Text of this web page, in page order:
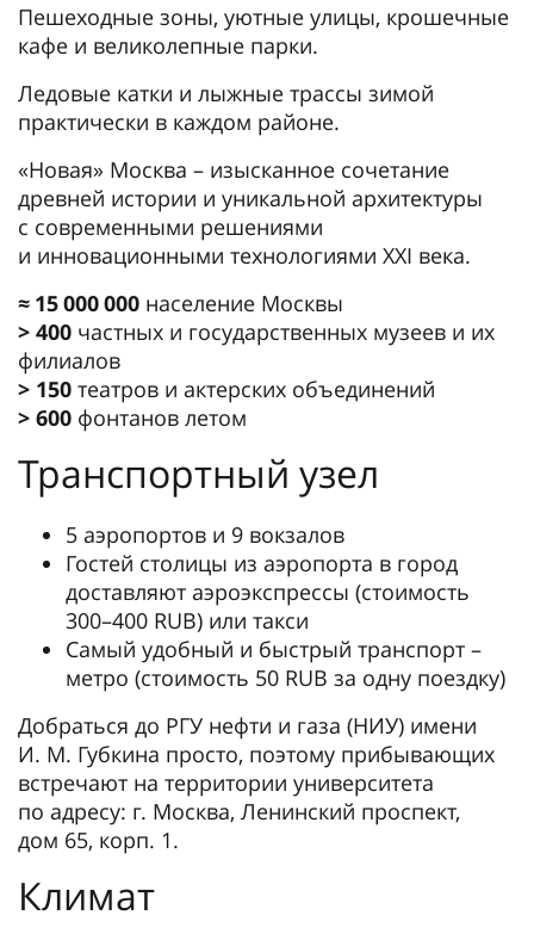
Пешеходные зоны, уютные улицы, крошечные
кафе и великолепные парки.
Ледовые катки и лыжные трассы зимой
практически в каждом районе.
«Новая» Москва – изысканное сочетание
древней истории и уникальной архитектуры
с современными решениями
и инновационными технологиями XXI века.
≈ 15 000 000 население Москвы
> 400 частных и государственных музеев и их
филиалов
> 150 театров и актерских объединений
> 600 фонтанов летом
Транспортный узел
5 аэропортов и 9 вокзалов
Гостей столицы из аэропорта в город
доставляют аэроэкспрессы (стоимость
300–400 RUB) или такси
Самый удобный и быстрый транспорт –
метро (стоимость 50 RUB за одну поездку)
Добраться до РГУ нефти и газа (НИУ) имени
И. М. Губкина просто, поэтому прибывающих
встречают на территории университета
по адресу: г. Москва, Ленинский проспект,
дом 65, корп. 1.
Климат